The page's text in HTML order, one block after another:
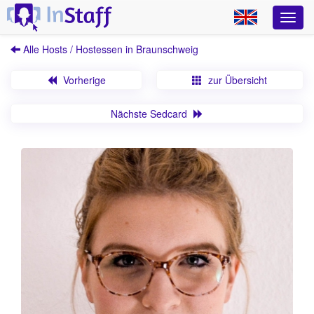
Alle Hosts / Hostessen in Braunschweig
Vorherige zur Übersicht
Nächste Sedcard